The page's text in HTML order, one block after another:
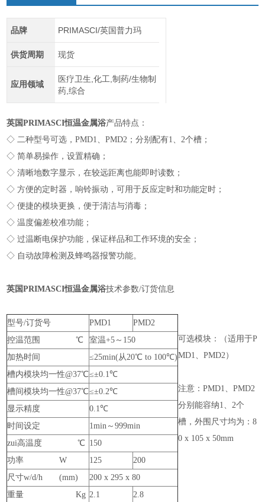
品牌 PRIMASCI/英国普力玛
供货周期 现货
应用领域
医疗卫生,化工,制药/生物制
药,综合
英国PRIMASCI恒温金属浴产品特点：
◇ 二种型号可选，PMD1、PMD2；分别配有1、2个槽；
◇ 简单易操作，设置精确；
◇ 清晰地数字显示，在较远距离也能即时读数；
◇ 方便的定时器，响铃振动，可用于反应定时和功能定时；
◇ 便捷的模块更换，便于清洁与消毒；
◇ 温度偏差校准功能；
◇ 过温断电保护功能，保证样品和工作环境的安全；
◇ 自动故障检测及蜂鸣器报警功能。
英国PRIMASCI恒温金属浴技术参数/订货信息
型号/订货号 PMD1
PMD2
控温范围 ℃
室温+5～150
加热时间
≤25min(从20℃ to 100℃)
槽内模块均一性@37℃≤±0.1℃
槽间模块均一性@37℃≤±0.2℃
显示精度
0.1℃
时间设定
1min～999min
zui高温度 ℃ 150
功率 W
125
200
尺寸w/d/h (mm)
200 x 295 x 80
重量 Kg 2.1 2.8
可选模块：（适用于P
MD1、PMD2）
注意：PMD1、PMD2
分别能容纳1、2个
槽，外围尺寸均为：8
0 x 105 x 50mm